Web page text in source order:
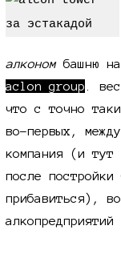
алкономбашню
aclon group .
что с точно
во-первых,
компания (и тут
после
прибавиться),
алкопредприятий